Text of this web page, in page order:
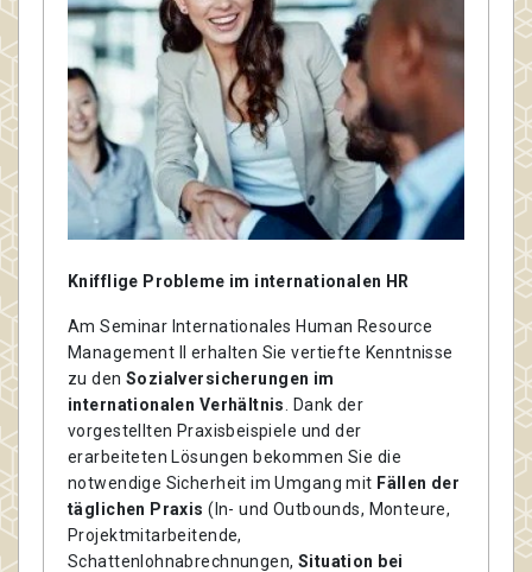
Knifflige Probleme im internationalen HR
Am Seminar Internationales Human Resource
Management II erhalten Sie vertiefte Kenntnisse
zu den Sozialversicherungen im
internationalen Verhältnis . Dank der
vorgestellten Praxisbeispiele und der
erarbeiteten Lösungen bekommen Sie die
notwendige Sicherheit im Umgang mit Fällen der
täglichen Praxis (In- und Outbounds, Monteure,
Projektmitarbeitende,
Schattenlohnabrechnungen, Situation bei